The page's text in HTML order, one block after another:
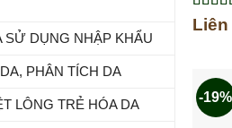
SỬ DỤNG NHẬP KHẨU
PHÂN TÍCH DA
LÔNG TRẺ HÓA DA
Được
hạng
Liên
-19%